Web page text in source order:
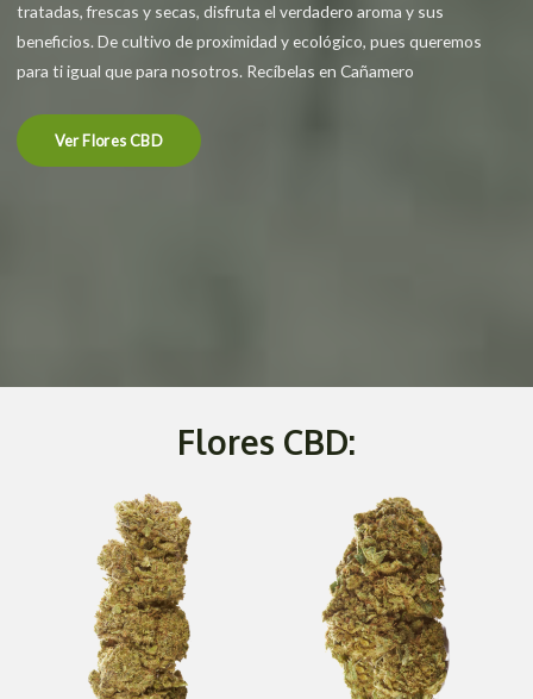
tratadas, frescas y secas, disfruta el verdadero aroma y sus
beneficios. De cultivo de proximidad y ecológico, pues queremos
para ti igual que para nosotros. Recíbelas en Cañamero
Ver Flores CBD
Flores CBD: